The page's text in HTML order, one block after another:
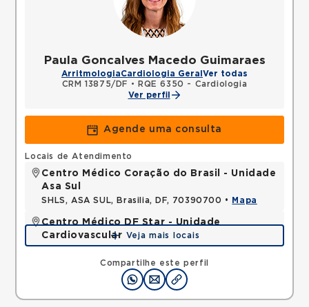
Paula Goncalves Macedo Guimaraes
ArritmologiaCardiologia Geral Ver todas
CRM 13875/DF •
RQE 6350 - Cardiologia
Ver perfil
Agende uma consulta
Compartilhe este perfil
Locais de Atendimento
Centro Médico Coração do Brasil - Unidade
Asa Sul
SHLS, ASA SUL, Brasilia, DF, 70390700 • Mapa
Centro Médico DF Star - Unidade
Cardiovascular
SGAS, ASA SUL, Brasilia, DF, 70390150 •Mapa
Veja mais locais